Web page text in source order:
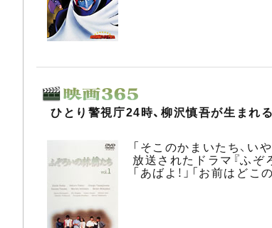
ひとり警視庁24時、柳沢慎吾が生まれる
「そこのかまいたち、
放送されたドラマ『ふぞ
「あばよ！」「お前はど